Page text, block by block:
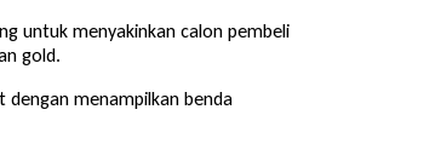
untuk menyakinkan calon pembeli
gold.
dengan menampilkan benda